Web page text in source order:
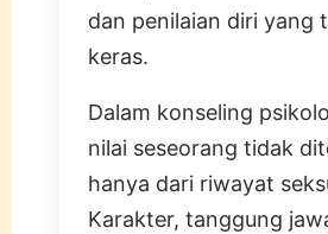
dan penilaian diri yang
keras.
Dalam konseling
nilai seseorang tidak
hanya dari riwayat
Karakter, tanggung